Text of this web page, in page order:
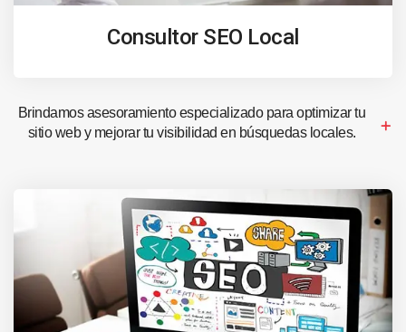
Consultor SEO Local
Brindamos asesoramiento especializado para optimizar tu
sitio web y mejorar tu visibilidad en búsquedas locales.